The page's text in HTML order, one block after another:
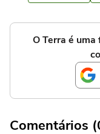
O Terra é
Comentários